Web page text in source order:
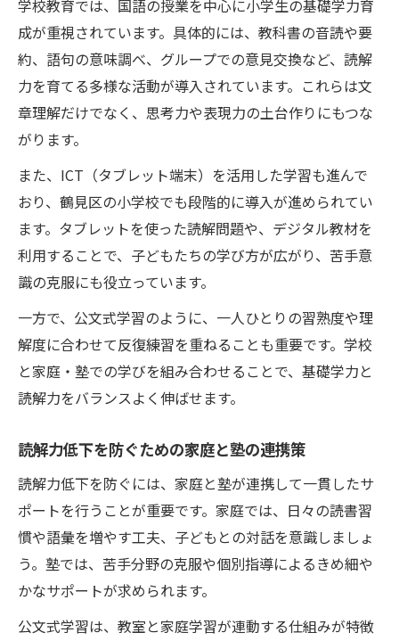
学校教育では、国語の授業を中心に小学生の基礎学力育
成が重視されています。具体的には、教科書の音読や要
約、語句の意味調べ、グループでの意見交換など、読解
力を育てる多様な活動が導入されています。これらは文
章理解だけでなく、思考力や表現力の土台作りにもつな
がります。
また、ICT（タブレット端末）を活用した学習も進んで
おり、鶴見区の小学校でも段階的に導入が進められてい
ます。タブレットを使った読解問題や、デジタル教材を
利用することで、子どもたちの学び方が広がり、苦手意
識の克服にも役立っています。
一方で、公文式学習のように、一人ひとりの習熟度や理
解度に合わせて反復練習を重ねることも重要です。学校
と家庭・塾での学びを組み合わせることで、基礎学力と
読解力をバランスよく伸ばせます。
読解力低下を防ぐための家庭と塾の連携策
読解力低下を防ぐには、家庭と塾が連携して一貫したサ
ポートを行うことが重要です。家庭では、日々の読書習
慣や語彙を増やす工夫、子どもとの対話を意識しましょ
う。塾では、苦手分野の克服や個別指導によるきめ細や
かなサポートが求められます。
公文式学習は、教室と家庭学習が連動する仕組みが特徴